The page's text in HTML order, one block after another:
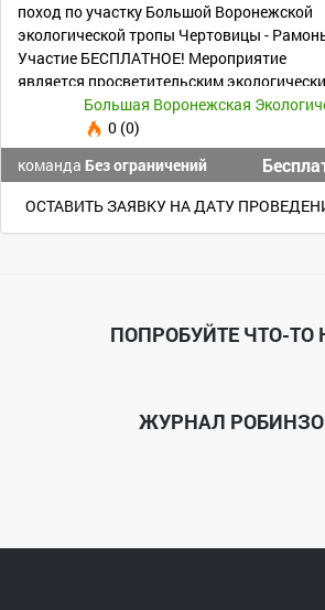
поход по участку Большой Воронежской
экологической тропы Чертовицы -
Участие БЕСПЛАТНОЕ! Мероприятие
является просветительским
туристическим.
0 (0)
команда Без ограничений
ОСТАВИТЬ ЗАЯВКУ НА ДАТУ
ПОПРОБУЙТЕ ЧТО-ТО
ЖУРНАЛ